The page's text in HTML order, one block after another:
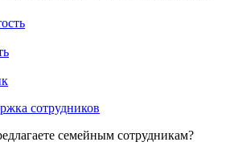
сотрудников
семейным сотрудникам?